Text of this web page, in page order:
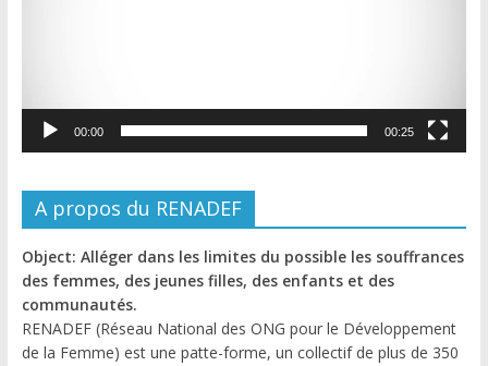
00:00 00:25
A propos du RENADEF
Object: Alléger dans les limites du possible les souffrances
des femmes, des jeunes filles, des enfants et des
communautés.
RENADEF (Réseau National des ONG pour le Développement
de la Femme) est une patte-forme, un collectif de plus de 350